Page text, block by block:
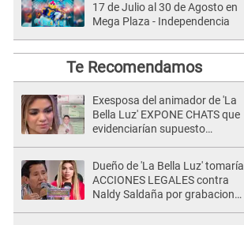
17 de Julio al 30 de Agosto en
Mega Plaza - Independencia
Te Recomendamos
Exesposa del animador de 'La
Bella Luz' EXPONE CHATS que
evidenciarían supuesto
Dueño de 'La Bella Luz' tomaría
ACCIONES LEGALES contra
Naldy Saldaña por grabaciones